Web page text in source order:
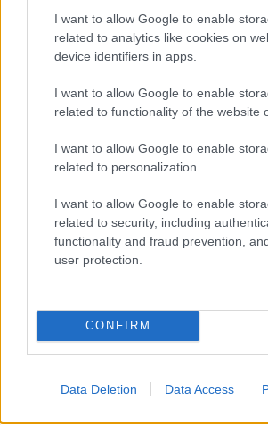
I want to allow Google to enable
related to analytics like cookies on
device identifiers in apps.
I want to allow Google to enable
related to functionality of the website
I want to allow Google to enable
related to personalization.
I want to allow Google to enable
related to security, including
functionality and fraud prevention,
user protection.
CONFIRM
Data Deletion Data Access
ΚΟΣΜΟΣ09·08·2026 07:44
Η αυτοκρατορία του «Έντικ»